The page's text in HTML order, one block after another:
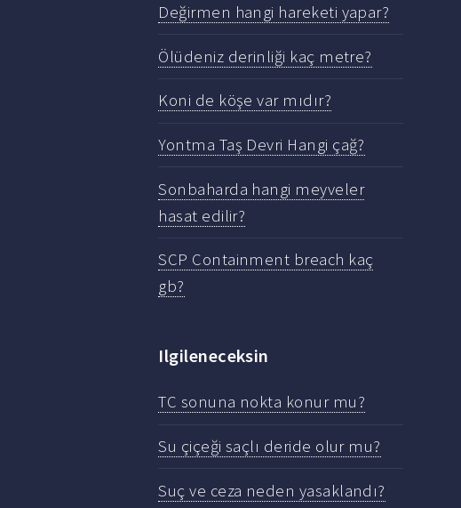
Değirmen hangi hareketi yapar?
Ölüdeniz derinliği kaç metre?
Koni de köşe var mıdır?
Yontma Taş Devri Hangi çağ?
Sonbaharda hangi meyveler
hasat edilir?
SCP Containment breach kaç
gb?
Ilgileneceksin
TC sonuna nokta konur mu?
Su çiçeği saçlı deride olur mu?
Suç ve ceza neden yasaklandı?